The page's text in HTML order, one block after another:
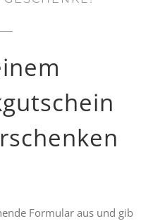
Formular aus und gib